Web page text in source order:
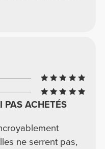
PAS ACHETÉS
ne serrent pas,